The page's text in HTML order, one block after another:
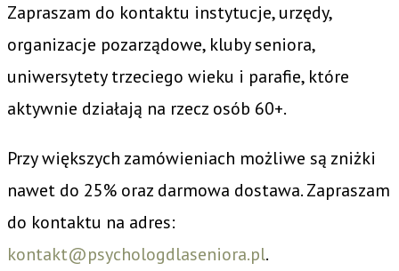
Zapraszam do kontaktu instytucje, urzędy,
organizacje pozarządowe, kluby seniora,
uniwersytety trzeciego wieku i parafie, które
aktywnie działają na rzecz osób 60+.
Przy większych zamówieniach możliwe są zniżki
nawet do 25% oraz darmowa dostawa. Zapraszam
do kontaktu na adres:
kontakt@psychologdlaseniora.pl.